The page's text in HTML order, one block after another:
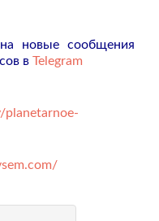
новые сообщения
в Telegram
planetarnoe-